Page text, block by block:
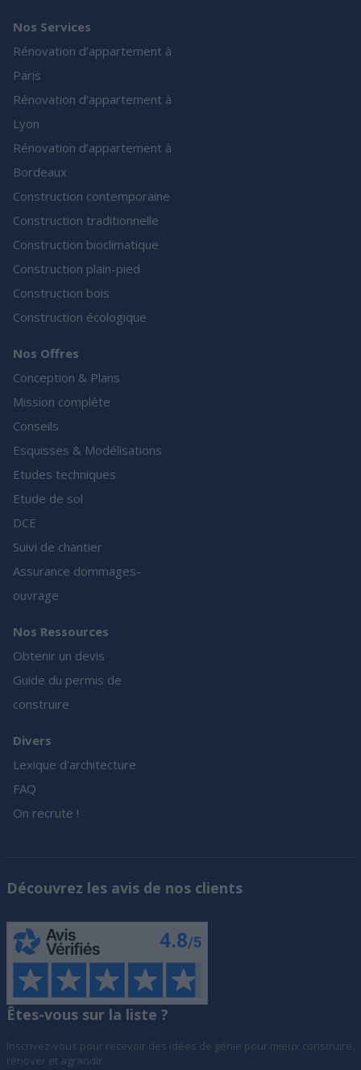
Nos Services
Rénovation d’appartement à
Paris
Rénovation d’appartement à
Lyon
Rénovation d’appartement à
Bordeaux
Construction contemporaine
Construction traditionnelle
Construction bioclimatique
Construction plain-pied
Construction bois
Construction écologique
Nos Offres
Conception & Plans
Mission complète
Conseils
Esquisses & Modélisations
Etudes techniques
Etude de sol
DCE
Suivi de chantier
Assurance dommages-
ouvrage
Nos Ressources
Obtenir un devis
Guide du permis de
construire
Divers
Lexique d’architecture
FAQ
On recrute !
Découvrez les avis de nos clients
Êtes-vous sur la liste ?
Inscrivez-vous pour recevoir des idées de génie pour mieux construire,
rénover et agrandir